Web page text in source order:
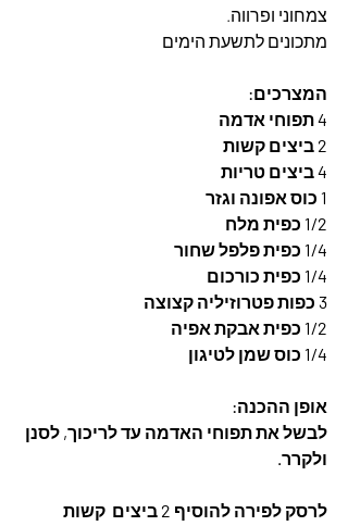
צמחוני ופרווה.
מתכונים לתשעת הימים
המצרכים:
4 תפוחי אדמה
2 ביצים קשות
4 ביצים טריות
1 כוס אפונה וגזר
1/2 כפית מלח
1/4 כפית פלפל שחור
1/4 כפית כורכום
3 כפות פטרוזיליה קצוצה
1/2 כפית אבקת אפיה
1/4 כוס שמן לטיגון
אופן ההכנה:
לבשל את תפוחי האדמה עד לריכוך, לסנן
ולקרר.
לרסק לפירה להוסיף 2 ביצים  קשות